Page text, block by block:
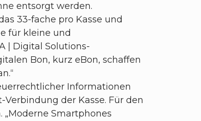
entsorgt werden.
33-fache pro Kasse und
für kleine und
| Digital Solutions-
Bon, kurz eBon, schaffen
Informationen
der Kasse. Für den
Smartphones